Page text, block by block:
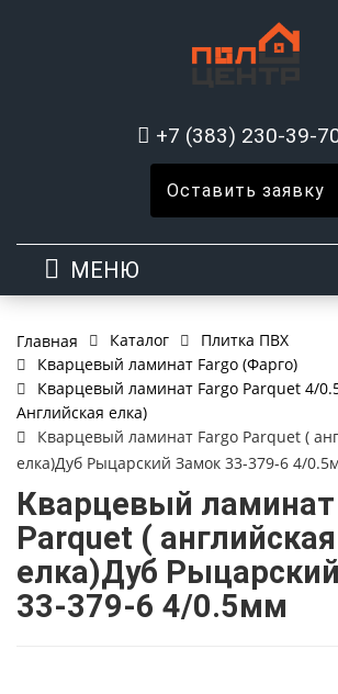
+7 (383) 230-39-
Оставить заявку
МЕНЮ
Главная Каталог
Плитка ПВХ
Кварцевый ламинат Fargo (Фарго)
Кварцевый ламинат Fargo Parquet 4/
Английская елка)
Кварцевый ламинат Fargo Parquet (
елка)Дуб Рыцарский Замок 33-379-6 4/
Кварцевый ламинат
Parquet ( английская
елка)Дуб
33-379-6 4/0.5мм